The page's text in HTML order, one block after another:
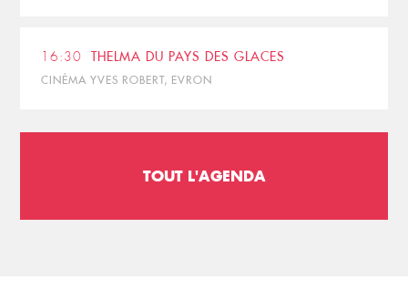
16:30 THELMA DU PAYS DES GLACES
CINÉMA YVES ROBERT, EVRON
TOUT L'AGENDA